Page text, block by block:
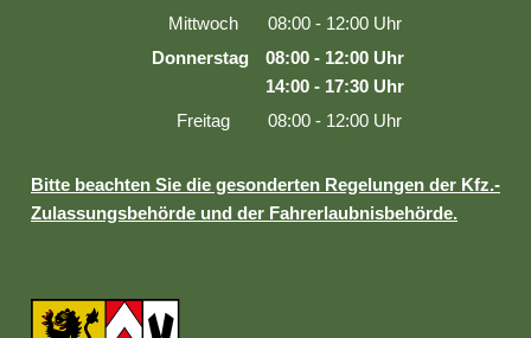
Von 14:00 bis 16:00 Uhr
Mittwoch 08:00 - 12:00 Uhr
Von 08:00 bis 12:00 Uhr
Donnerstag 08:00 - 12:00 Uhr
Von 08:00 bis 12:00 Uhr
14:00 - 17:30 Uhr
Von 14:00 bis 17:30 Uhr
Freitag 08:00 - 12:00 Uhr
Bitte beachten Sie die gesonderten Regelungen der Kfz.-
Zulassungsbehörde und der Fahrerlaubnisbehörde.